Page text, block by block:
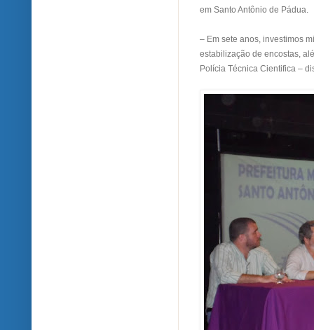
em Santo Antônio de Pádua.
– Em sete anos, investimos
estabilização de encostas,
Polícia Técnica Cientifica –